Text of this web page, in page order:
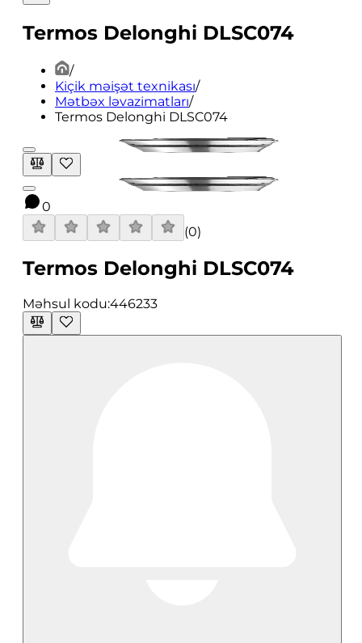
Termos Delonghi DLSC074
/
Kiçik məişət texnikası/
Mətbəx ləvazimatları/
Termos Delonghi DLSC074
0
(0)
Termos Delonghi DLSC074
Məhsul kodu:446233